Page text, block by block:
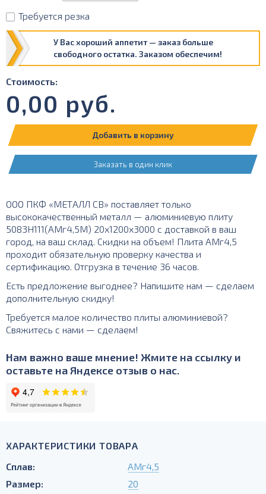
Требуется резка
У Вас хороший аппетит — заказ больше
свободного остатка. Заказом обеспечим!
Стоимость:
0,00 руб.
Добавить в корзину
Заказать в один клик
ООО ПКФ «МЕТАЛЛ СВ» поставляет только
высококачественный металл — алюминиевую плиту
5083Н111(АМг4,5М) 20х1200х3000 с доставкой в ваш
город, на ваш склад. Скидки на объем! Плита АМг4,5
проходит обязательную проверку качества и
сертификацию. Отгрузка в течение 36 часов.
Есть предложение выгоднее? Напишите нам — сделаем
дополнительную скидку!
Требуется малое количество плиты алюминиевой?
Свяжитесь с нами — сделаем!
Нам важно ваше мнение! Жмите на ссылку и
оставьте на Яндексе отзыв о нас.
ХАРАКТЕРИСТИКИ ТОВАРА
Сплав:
АМг4,5
Размер:
20